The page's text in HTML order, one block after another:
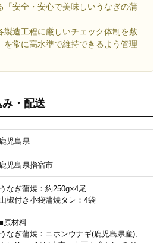
「安全・安心で美味しいうなぎの蒲
製造工程に厳しいチェック体制を敷
を常に高水準で維持できるよう管理
・配送
鹿児島県
鹿児島県指宿市
うなぎ蒲焼：約250g×4尾
山椒付き小袋蒲焼タレ：4袋
原材料
うなぎ蒲焼：ニホンウナギ(鹿児島県産)、